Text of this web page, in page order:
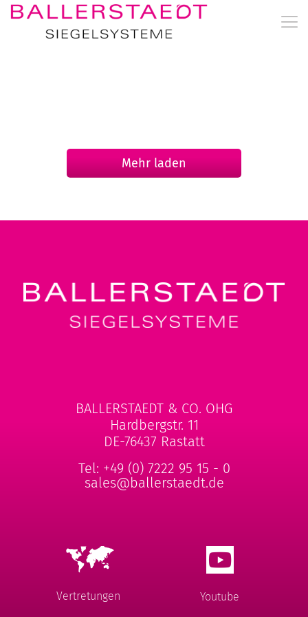
Mehr laden
BALLERSTAEDT & CO. OHG
Hardbergstr. 11
DE-76437 Rastatt
Tel: +49 (0) 7222 95 15 - 0
sales@ballerstaedt.de
Vertretungen Youtube